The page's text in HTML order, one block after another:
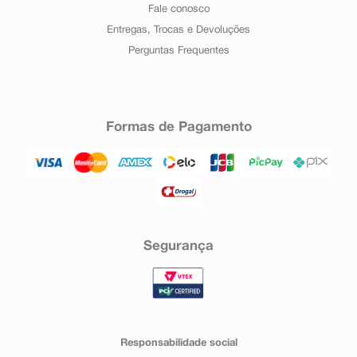
Fale conosco
Entregas, Trocas e Devoluções
Perguntas Frequentes
Formas de Pagamento
Segurança
Responsabilidade social